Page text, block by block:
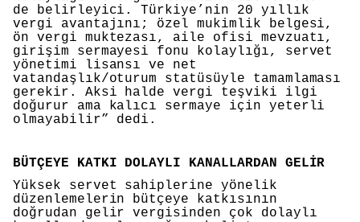
de belirleyici. Türkiye’nin 20 yıllık
vergi avantajını; özel mukimlik belgesi,
ön vergi muktezası, aile ofisi mevzuatı,
girişim sermayesi fonu kolaylığı, servet
yönetimi lisansı ve net
vatandaşlık/oturum statüsüyle tamamlaması
gerekir. Aksi halde vergi teşviki ilgi
doğurur ama kalıcı sermaye için yeterli
olmayabilir” dedi.
BÜTÇEYE KATKI DOLAYLI KANALLARDAN GELİR
Yüksek servet sahiplerine yönelik
düzenlemelerin bütçeye katkısının
doğrudan gelir vergisinden çok dolaylı